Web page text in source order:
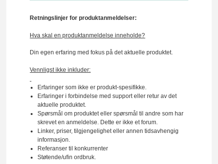
Retningslinjer for produktanmeldelser:
Hva skal en produktanmeldelse inneholde?
Din egen erfaring med fokus på det aktuelle produktet.
Vennligst ikke inkluder:
Erfaringer som ikke er produkt-spesifikke.
Erfaringer i forbindelse med support eller retur av det
aktuelle produktet.
Spørsmål om produktet eller spørsmål til andre som har
skrevet en anmeldelse. Dette er ikke et forum.
Linker, priser, tilgjengelighet eller annen tidsavhengig
informasjon.
Referanser til konkurrenter
Støtende/ufin ordbruk.